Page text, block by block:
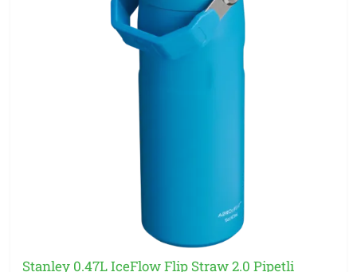
Çevirmeli kapak ve katlanan pipet sistemi
Çift duvar vakum yalıtımı — saatlerce soğuk tutar, buz
erimez
Tek elle kullanım — hareket halindeyken pratik
Sızdırmaz kapak — pipet kapalıyken çantada güvenli
Bulaşık makinesinde yıkanabilir
BPA içermez, paslanmaz çelik iç yüzey
Hangi Hacim Sizin İçin?
— günlük çanta, ofis kullanımı.
0.70L (IceFlow 2.0)
1.06L
— gün boyu su tüketimi, spor
IceFlow mu, Quencher mı?
Stanley 0.47L IceFlow Flip Straw 2.0 Pipetli